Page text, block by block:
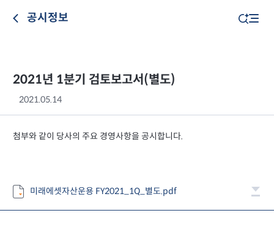
공시정보
2021년 1분기 검토보고서(별도)
2021.05.14
첨부와 같이 당사의 주요 경영사항을 공시합니다.
미래에셋자산운용 FY2021_1Q_별도.pdf